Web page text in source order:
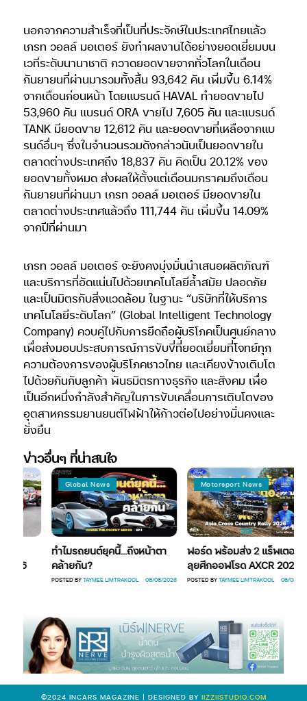
นอกจากความสำเร็จที่เป็นที่ประจักษ์ในประเทศไทยแล้ว
เกรท วอลล์ มอเตอร์ ยังทำผลงานได้อย่างยอดเยี่ยมบน
เวทีระดับนานาชาติ กวาดยอดขายจากทั่วโลกในเดือน
กันยายนที่ผ่านมารวมทั้งสิ้น 93,642 คัน เพิ่มขึ้น 6.14%
จากเดือนก่อนหน้า โดยแบรนด์ HAVAL ทำยอดขายไป
53,960 คัน แบรนด์ ORA ขายไป 7,605 คัน และแบรนด์
TANK มียอดขาย 12,612 คัน และยอดขายที่เหลือจากแบ
รนด์อื่นๆ ซึ่งในจำนวนรวมดังกล่าวนับเป็นยอดขายใน
ตลาดต่างประเทศถึง 18,837 คัน คิดเป็น 20.12% ของ
ยอดขายทั้งหมด ส่งผลให้ตั้งแต่เดือนมกราคมถึงเดือน
กันยายนที่ผ่านมา เกรท วอลล์ มอเตอร์ มียอดขายใน
ตลาดต่างประเทศแล้วถึง 111,744 คัน เพิ่มขึ้น 14.09%
จากปีที่ผ่านมา
เกรท วอลล์ มอเตอร์ จะยังคงมุ่งมั่นนำเสนอผลิตภัณฑ์
และบริการที่อัดแน่นไปด้วยเทคโนโลยีล้ำสมัย ปลอดภัย
และเป็นมิตรกับสิ่งแวดล้อม ในฐานะ “บริษัทที่ให้บริการ
เทคโนโลยีระดับโลก”​ (Global Intelligent Technology
Company) ควบคู่ไปกับการยึดถือผู้บริโภคเป็นศูนย์กลาง
เพื่อส่งมอบประสบการณ์การขับขี่ที่ยอดเยี่ยมที่โจทย์ทุก
ความต้องการของผู้บริโภคชาวไทย และเคียงข้างเติบโต
ไปด้วยกันกับลูกค้า พันธมิตรทางธุรกิจ และสังคม เพื่อ
เป็นอีกหนึ่งกำลังสำคัญในการขับเคลื่อนการเติบโตของ
อุตสาหกรรมยานยนต์ไฟฟ้าให้ก้าวต่อไปอย่างมั่นคงและ
ยั่งยืน
ข่าวอื่นๆ ที่น่าสนใจ
Global News
ทำไมรถยนต์ยุคนี้…ถึงหน้าตา
คล้ายกัน?
POSTED BYTAYMEE LIMTRAKOOL 06/08/2026
Motorsport News
ฟอร์ด พร้อมส่ง 2 แร็พเตอร์
ลุยศึกออฟโรด AXCR 2026
POSTED BYTAYMEE LIMTRAKOOL 06/08/2026
©2024 INCARS MAGAZINE | DESIGNED BY IIZZIISTUDIO.COM